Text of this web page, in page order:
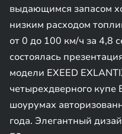
выдающимся запасом
низким расходом
от 0 до 100 км/ч за 4,8
состоялась
модели EXEED
четырехдверного купе
шоурумах
года. Элегантный